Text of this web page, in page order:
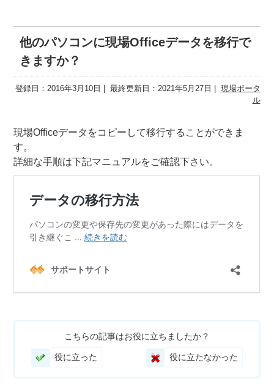
他のパソコンに現場Officeデータを移行で
きますか？
登録日：2016年3月10日 最終更新日：2021年5月27日
現場ポータ
ル
現場Officeデータをコピーして移行することができま
す。
詳細な手順は下記マニュアルをご確認下さい。
こちらの記事はお役に立ちましたか？
役に立たなかった
役に立った